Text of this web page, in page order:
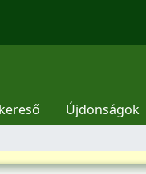
fiók
Újdonságok